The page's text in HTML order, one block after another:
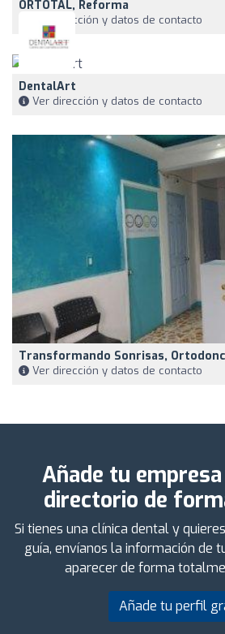
ORTOTAL, Reforma
Ver dirección y datos de contacto
DentalArt
Ver dirección y datos de contacto
Transformando Sonrisas,
Ver dirección y datos de contacto
Añade tu
directorio de
Si tienes una clínica dental y
guía, envíanos la información de
aparecer de forma
Añade tu perfil